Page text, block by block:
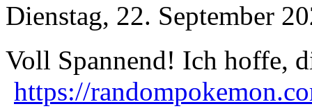
Dienstag, 22. September
Voll Spannend! Ich hoffe,
https://